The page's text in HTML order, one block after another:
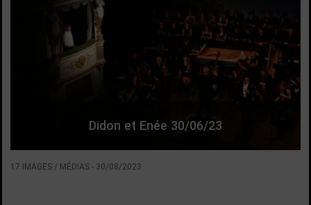
17 IMAGES / MÉDIAS - 30/08/2023
Didon et Enée 30/06/23